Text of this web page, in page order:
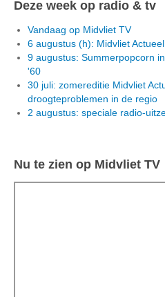
Deze week op radio & tv
Vandaag op Midvliet TV
6 augustus (h): Midvliet
9 augustus: Summerpopcorn
'60
30 juli: zomereditie Midvliet
droogteproblemen in de regio
2 augustus: speciale radio-
Nu te zien op Midvliet TV